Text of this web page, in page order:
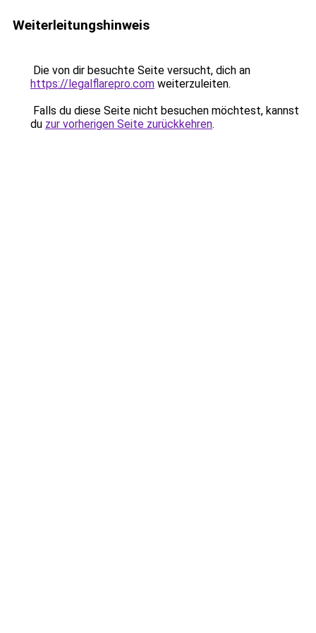
Weiterleitungshinweis
Die von dir besuchte Seite versucht, dich an
https://legalflarepro.com weiterzuleiten.
Falls du diese Seite nicht besuchen möchtest, kannst
du zur vorherigen Seite zurückkehren.